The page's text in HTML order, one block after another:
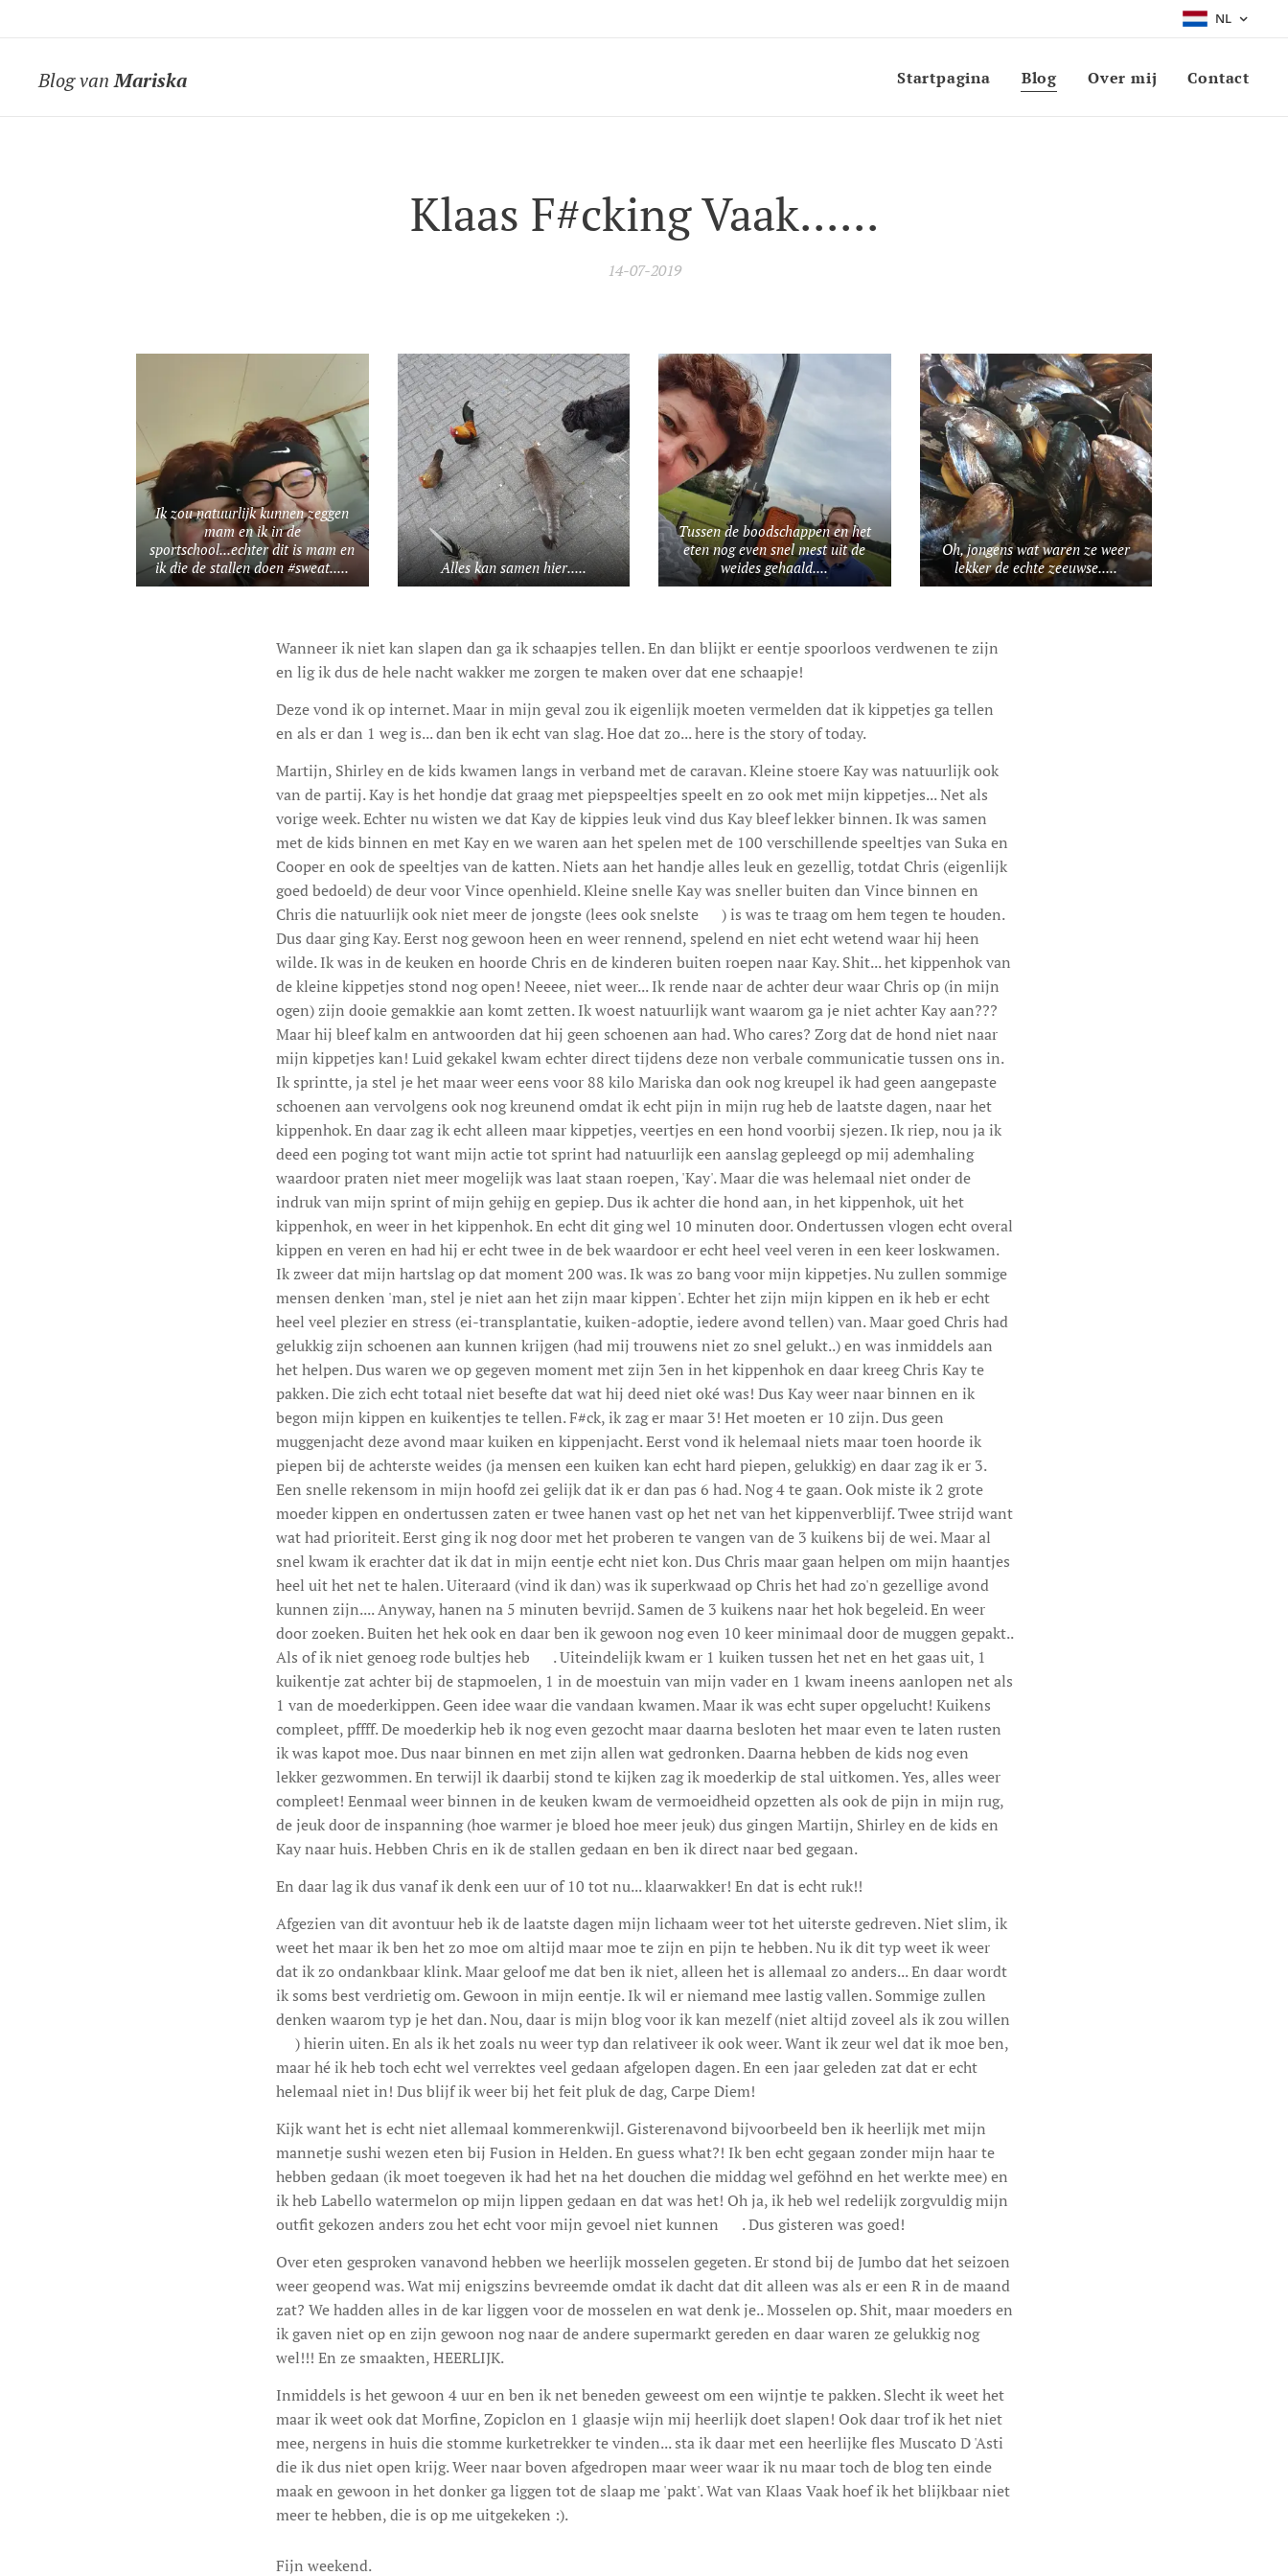
NL
Blog vanMariska Startpagina Blog Over mij Contact
Klaas F#cking Vaak......
14-07-2019
Ik zou natuurlijk kunnen zeggen
mam en ik in de
sportschool...echter dit is mam en
ik die de stallen doen #sweat.....
Alles kan samen hier.....
Tussen de boodschappen en het
eten nog even snel mest uit de
weides gehaald....
Oh, jongens wat waren ze weer
lekker de echte zeeuwse.....
Wanneer ik niet kan slapen dan ga ik schaapjes tellen. En dan blijkt er eentje spoorloos verdwenen te zijn
en lig ik dus de hele nacht wakker me zorgen te maken over dat ene schaapje!
Deze vond ik op internet. Maar in mijn geval zou ik eigenlijk moeten vermelden dat ik kippetjes ga tellen
en als er dan 1 weg is... dan ben ik echt van slag. Hoe dat zo... here is the story of today.
Martijn, Shirley en de kids kwamen langs in verband met de caravan. Kleine stoere Kay was natuurlijk ook
van de partij. Kay is het hondje dat graag met piepspeeltjes speelt en zo ook met mijn kippetjes... Net als
vorige week. Echter nu wisten we dat Kay de kippies leuk vind dus Kay bleef lekker binnen. Ik was samen
met de kids binnen en met Kay en we waren aan het spelen met de 100 verschillende speeltjes van Suka en
Cooper en ook de speeltjes van de katten. Niets aan het handje alles leuk en gezellig, totdat Chris (eigenlijk
goed bedoeld) de deur voor Vince openhield. Kleine snelle Kay was sneller buiten dan Vince binnen en
Chris die natuurlijk ook niet meer de jongste (lees ook snelste 😊) is was te traag om hem tegen te houden.
Dus daar ging Kay. Eerst nog gewoon heen en weer rennend, spelend en niet echt wetend waar hij heen
wilde. Ik was in de keuken en hoorde Chris en de kinderen buiten roepen naar Kay. Shit... het kippenhok van
de kleine kippetjes stond nog open! Neeee, niet weer... Ik rende naar de achter deur waar Chris op (in mijn
ogen) zijn dooie gemakkie aan komt zetten. Ik woest natuurlijk want waarom ga je niet achter Kay aan???
Maar hij bleef kalm en antwoorden dat hij geen schoenen aan had. Who cares? Zorg dat de hond niet naar
mijn kippetjes kan! Luid gekakel kwam echter direct tijdens deze non verbale communicatie tussen ons in.
Ik sprintte, ja stel je het maar weer eens voor 88 kilo Mariska dan ook nog kreupel ik had geen aangepaste
schoenen aan vervolgens ook nog kreunend omdat ik echt pijn in mijn rug heb de laatste dagen, naar het
kippenhok. En daar zag ik echt alleen maar kippetjes, veertjes en een hond voorbij sjezen. Ik riep, nou ja ik
deed een poging tot want mijn actie tot sprint had natuurlijk een aanslag gepleegd op mij ademhaling
waardoor praten niet meer mogelijk was laat staan roepen, 'Kay'. Maar die was helemaal niet onder de
indruk van mijn sprint of mijn gehijg en gepiep. Dus ik achter die hond aan, in het kippenhok, uit het
kippenhok, en weer in het kippenhok. En echt dit ging wel 10 minuten door. Ondertussen vlogen echt overal
kippen en veren en had hij er echt twee in de bek waardoor er echt heel veel veren in een keer loskwamen.
Ik zweer dat mijn hartslag op dat moment 200 was. Ik was zo bang voor mijn kippetjes. Nu zullen sommige
mensen denken 'man, stel je niet aan het zijn maar kippen'. Echter het zijn mijn kippen en ik heb er echt
heel veel plezier en stress (ei-transplantatie, kuiken-adoptie, iedere avond tellen) van. Maar goed Chris had
gelukkig zijn schoenen aan kunnen krijgen (had mij trouwens niet zo snel gelukt..) en was inmiddels aan
het helpen. Dus waren we op gegeven moment met zijn 3en in het kippenhok en daar kreeg Chris Kay te
pakken. Die zich echt totaal niet besefte dat wat hij deed niet oké was! Dus Kay weer naar binnen en ik
begon mijn kippen en kuikentjes te tellen. F#ck, ik zag er maar 3! Het moeten er 10 zijn. Dus geen
muggenjacht deze avond maar kuiken en kippenjacht. Eerst vond ik helemaal niets maar toen hoorde ik
piepen bij de achterste weides (ja mensen een kuiken kan echt hard piepen, gelukkig) en daar zag ik er 3.
Een snelle rekensom in mijn hoofd zei gelijk dat ik er dan pas 6 had. Nog 4 te gaan. Ook miste ik 2 grote
moeder kippen en ondertussen zaten er twee hanen vast op het net van het kippenverblijf. Twee strijd want
wat had prioriteit. Eerst ging ik nog door met het proberen te vangen van de 3 kuikens bij de wei. Maar al
snel kwam ik erachter dat ik dat in mijn eentje echt niet kon. Dus Chris maar gaan helpen om mijn haantjes
heel uit het net te halen. Uiteraard (vind ik dan) was ik superkwaad op Chris het had zo'n gezellige avond
kunnen zijn.... Anyway, hanen na 5 minuten bevrijd. Samen de 3 kuikens naar het hok begeleid. En weer
door zoeken. Buiten het hek ook en daar ben ik gewoon nog even 10 keer minimaal door de muggen gepakt..
Als of ik niet genoeg rode bultjes heb ☹. Uiteindelijk kwam er 1 kuiken tussen het net en het gaas uit, 1
kuikentje zat achter bij de stapmoelen, 1 in de moestuin van mijn vader en 1 kwam ineens aanlopen net als
1 van de moederkippen. Geen idee waar die vandaan kwamen. Maar ik was echt super opgelucht! Kuikens
compleet, pffff. De moederkip heb ik nog even gezocht maar daarna besloten het maar even te laten rusten
ik was kapot moe. Dus naar binnen en met zijn allen wat gedronken. Daarna hebben de kids nog even
lekker gezwommen. En terwijl ik daarbij stond te kijken zag ik moederkip de stal uitkomen. Yes, alles weer
compleet! Eenmaal weer binnen in de keuken kwam de vermoeidheid opzetten als ook de pijn in mijn rug,
de jeuk door de inspanning (hoe warmer je bloed hoe meer jeuk) dus gingen Martijn, Shirley en de kids en
Kay naar huis. Hebben Chris en ik de stallen gedaan en ben ik direct naar bed gegaan.
En daar lag ik dus vanaf ik denk een uur of 10 tot nu... klaarwakker! En dat is echt ruk!!
Afgezien van dit avontuur heb ik de laatste dagen mijn lichaam weer tot het uiterste gedreven. Niet slim, ik
weet het maar ik ben het zo moe om altijd maar moe te zijn en pijn te hebben. Nu ik dit typ weet ik weer
dat ik zo ondankbaar klink. Maar geloof me dat ben ik niet, alleen het is allemaal zo anders... En daar wordt
ik soms best verdrietig om. Gewoon in mijn eentje. Ik wil er niemand mee lastig vallen. Sommige zullen
denken waarom typ je het dan. Nou, daar is mijn blog voor ik kan mezelf (niet altijd zoveel als ik zou willen
😊) hierin uiten. En als ik het zoals nu weer typ dan relativeer ik ook weer. Want ik zeur wel dat ik moe ben,
maar hé ik heb toch echt wel verrektes veel gedaan afgelopen dagen. En een jaar geleden zat dat er echt
helemaal niet in! Dus blijf ik weer bij het feit pluk de dag, Carpe Diem!
Kijk want het is echt niet allemaal kommerenkwijl. Gisterenavond bijvoorbeeld ben ik heerlijk met mijn
mannetje sushi wezen eten bij Fusion in Helden. En guess what?! Ik ben echt gegaan zonder mijn haar te
hebben gedaan (ik moet toegeven ik had het na het douchen die middag wel geföhnd en het werkte mee) en
ik heb Labello watermelon op mijn lippen gedaan en dat was het! Oh ja, ik heb wel redelijk zorgvuldig mijn
outfit gekozen anders zou het echt voor mijn gevoel niet kunnen 😊. Dus gisteren was goed!
Over eten gesproken vanavond hebben we heerlijk mosselen gegeten. Er stond bij de Jumbo dat het seizoen
weer geopend was. Wat mij enigszins bevreemde omdat ik dacht dat dit alleen was als er een R in de maand
zat? We hadden alles in de kar liggen voor de mosselen en wat denk je.. Mosselen op. Shit, maar moeders en
ik gaven niet op en zijn gewoon nog naar de andere supermarkt gereden en daar waren ze gelukkig nog
wel!!! En ze smaakten, HEERLIJK.
Inmiddels is het gewoon 4 uur en ben ik net beneden geweest om een wijntje te pakken. Slecht ik weet het
maar ik weet ook dat Morfine, Zopiclon en 1 glaasje wijn mij heerlijk doet slapen! Ook daar trof ik het niet
mee, nergens in huis die stomme kurketrekker te vinden... sta ik daar met een heerlijke fles Muscato D 'Asti
die ik dus niet open krijg. Weer naar boven afgedropen maar weer waar ik nu maar toch de blog ten einde
maak en gewoon in het donker ga liggen tot de slaap me 'pakt'. Wat van Klaas Vaak hoef ik het blijkbaar niet
meer te hebben, die is op me uitgekeken :).
Fijn weekend.